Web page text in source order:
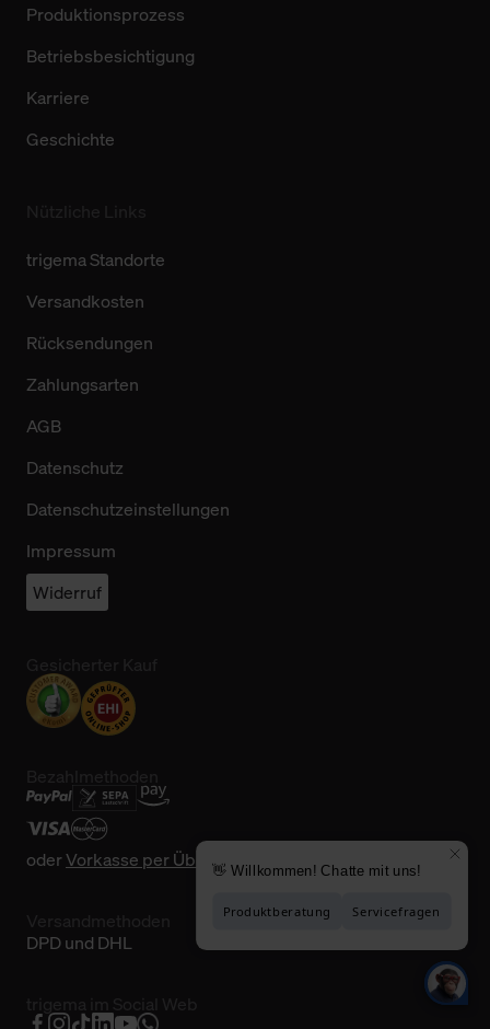
Produktionsprozess
Betriebsbesichtigung
Karriere
Geschichte
trigema Standorte
Versandkosten
Rücksendungen
Zahlungsarten
AGB
Datenschutz
Datenschutzeinstellungen
Impressum
Widerruf
oderVorkasse per Überweisung
DPD und DHL